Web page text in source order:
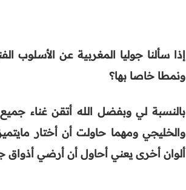
إذا سألنا جوليا المغربية عن الأسلوب
ونمطا خاصا بها؟
بالنسبة لي وبفضل الله أتقن غناء
والخليجي ومهما حاولت أن أختار
ألوان أخرى يعني أحاول أن أرضي أذواق